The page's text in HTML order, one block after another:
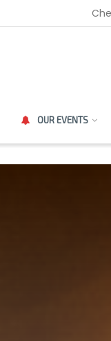
OUR EVENTS